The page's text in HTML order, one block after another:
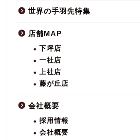
世界の手羽先特集
店舗MAP
下坪店
一社店
上社店
藤が丘店
会社概要
採用情報
会社概要